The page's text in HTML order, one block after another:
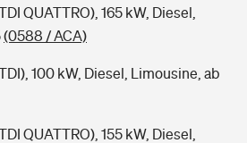
QUATTRO), 165 kW, Diesel,
(0588 / ACA)
100 kW, Diesel, Limousine, ab
QUATTRO), 155 kW, Diesel,